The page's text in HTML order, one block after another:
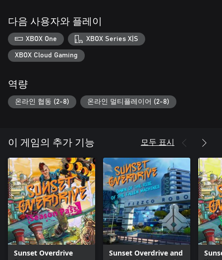
The downloadable version of this game supports English, French,
Italian, German, Spanish, Polish, Portuguese, Russian, Japanese.
다음 사용자와 플레이
XBOX One XBOX Series X|S
XBOX Cloud Gaming
역량
온라인 협동 (2-8) 온라인 멀티플레이어 (2-8)
이 게임의 추가 기능 모두 표시
Sunset Overdrive
Sunset Overdrive and